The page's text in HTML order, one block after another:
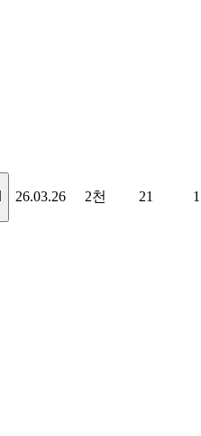
26.03.26 2천 21 1